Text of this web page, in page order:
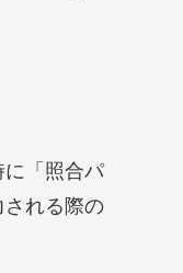
に「照合パ
れる際の